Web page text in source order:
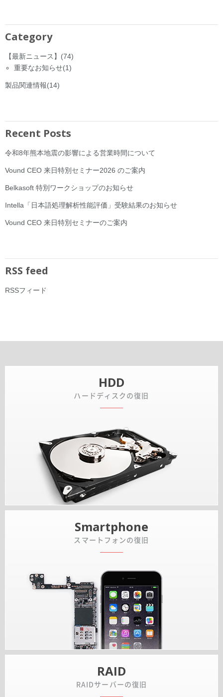
Category
【最新ニュース】 (74)
重要なお知らせ(1)
製品関連情報(14)
Recent Posts
令和8年熊本地震の影響による営業時間について
Vound CEO 来日特別セミナー2026 のご案内
Belkasoft 特別ワークショップのお知らせ
Intella「日本語処理解析性能評価」受験結果のお知らせ
Vound CEO 来日特別セミナーのご案内
RSS feed
RSSフィード
HDD
ハードディスクの復旧
Smartphone
スマートフォンの復旧
RAID
RAIDサーバーの復旧